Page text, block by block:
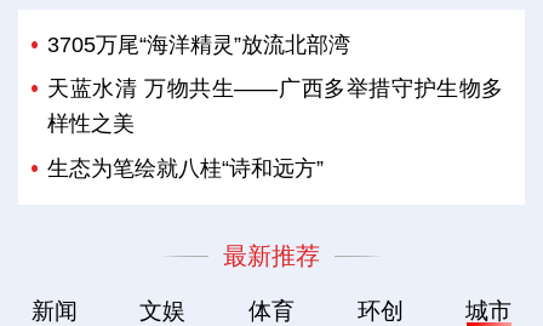
3705万尾“海洋精灵”放流北部湾
天蓝水清 万物共生——广西多举措守护生物多
样性之美
生态为笔绘就八桂“诗和远方”
最新推荐
新闻 文娱 体育 环创 城市